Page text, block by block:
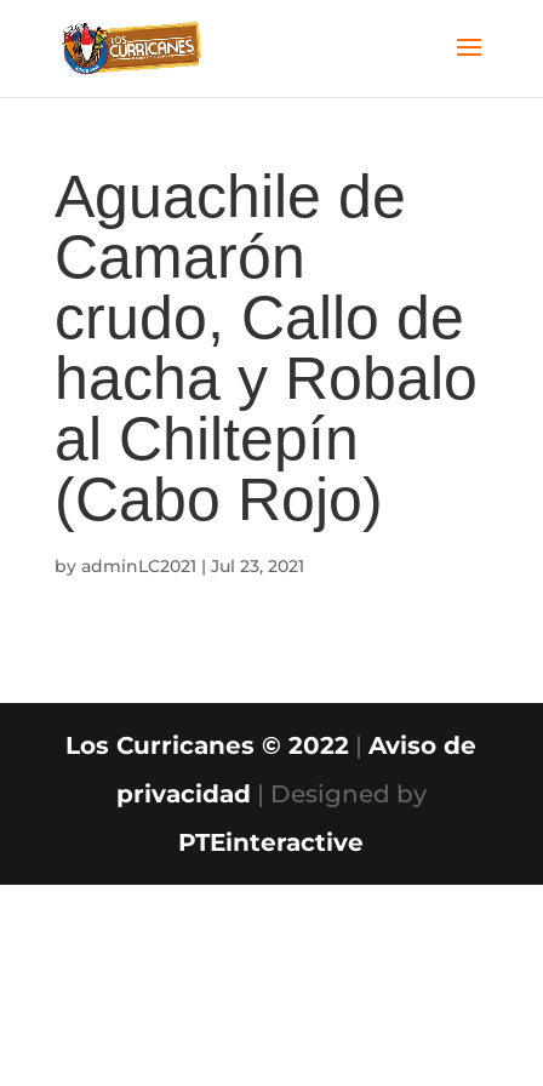
Aguachile de
Camarón
crudo, Callo de
hacha y Robalo
al Chiltepín
(Cabo Rojo)
by adminLC2021 | Jul 23, 2021
Los Curricanes © 2022 |Aviso de
privacidad | Designed by
PTEinteractive